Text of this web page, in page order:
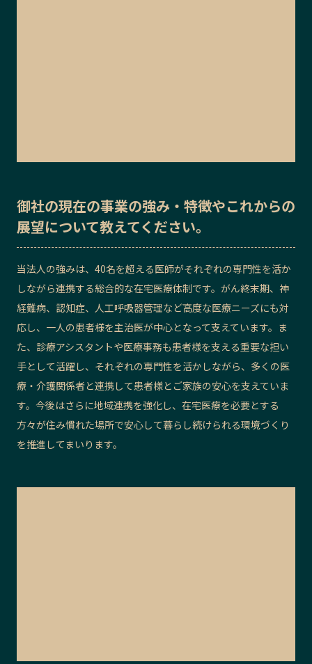
御社の現在の事業の強み・特徴やこれからの
展望について教えてください。
当法人の強みは、40名を超える医師がそれぞれの専門性を活か
しながら連携する総合的な在宅医療体制です。がん終末期、神
経難病、認知症、人工呼吸器管理など高度な医療ニーズにも対
応し、一人の患者様を主治医が中心となって支えています。ま
た、診療アシスタントや医療事務も患者様を支える重要な担い
手として活躍し、それぞれの専門性を活かしながら、多くの医
療・介護関係者と連携して患者様とご家族の安心を支えていま
す。今後はさらに地域連携を強化し、在宅医療を必要とする
方々が住み慣れた場所で安心して暮らし続けられる環境づくり
を推進してまいります。